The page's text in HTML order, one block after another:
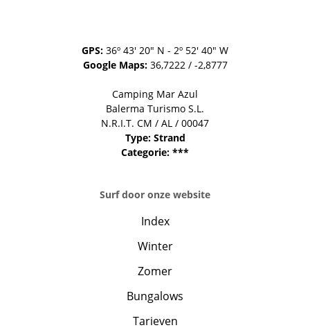
GPS: 36º 43' 20" N - 2º 52' 40" W
Google Maps:36,7222 / -2,8777
Camping Mar Azul
Balerma Turismo S.L.
N.R.I.T. CM / AL / 00047
Type: Strand
Categorie: ***
Surf door onze website
Index
Winter
Zomer
Bungalows
Tarieven